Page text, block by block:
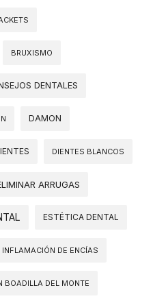
BRUXISMO
DENTALES
DAMON
DIENTES BLANCOS
ARRUGAS
ESTÉTICA DENTAL
INFLAMACIÓN DE ENCÍAS
BOADILLA DEL MONTE